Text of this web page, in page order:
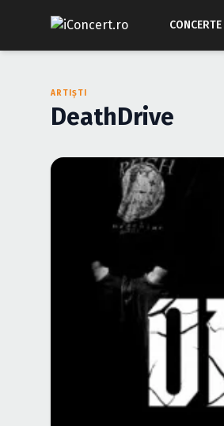
CONCERTE
ARTIȘTI
DeathDrive